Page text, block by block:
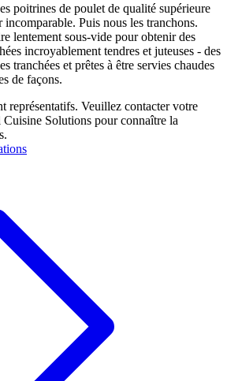
poitrines de poulet de qualité supérieure
Puis nous les tranchons.
lentement sous-vide pour obtenir des
incroyablement tendres et juteuses - des
tranchées et prêtes à être servies chaudes
de façons.
représentatifs. Veuillez contacter votre
Cuisine Solutions pour connaître la